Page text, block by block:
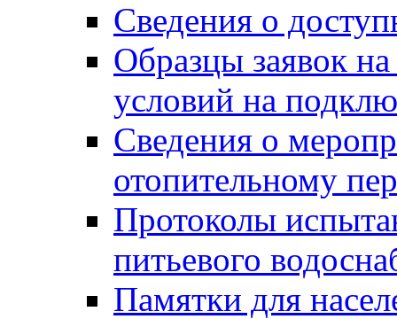
Сведения о
Образцы заявок
условий на
Сведения о
отопительному
Протоколы
питьевого
Памятки для